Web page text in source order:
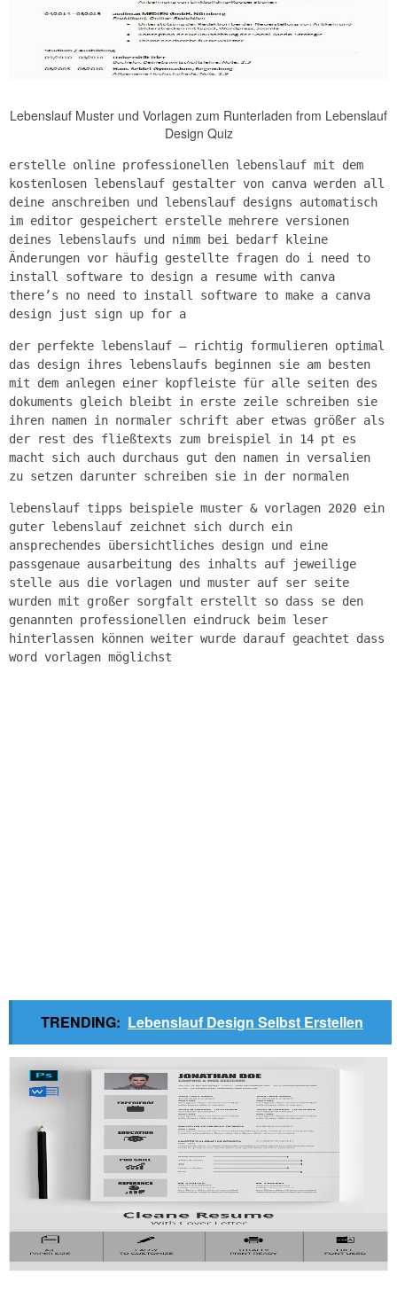
Lebenslauf Muster und Vorlagen zum Runterladen from Lebenslauf
Design Quiz
erstelle online professionellen lebenslauf mit dem
kostenlosen lebenslauf gestalter von canva werden all
deine anschreiben und lebenslauf designs automatisch
im editor gespeichert erstelle mehrere versionen
deines lebenslaufs und nimm bei bedarf kleine
Änderungen vor häufig gestellte fragen do i need to
install software to design a resume with canva
there’s no need to install software to make a canva
design just sign up for a
der perfekte lebenslauf – richtig formulieren optimal
das design ihres lebenslaufs beginnen sie am besten
mit dem anlegen einer kopfleiste für alle seiten des
dokuments gleich bleibt in erste zeile schreiben sie
ihren namen in normaler schrift aber etwas größer als
der rest des fließtexts zum breispiel in 14 pt es
macht sich auch durchaus gut den namen in versalien
zu setzen darunter schreiben sie in der normalen
lebenslauf tipps beispiele muster & vorlagen 2020 ein
guter lebenslauf zeichnet sich durch ein
ansprechendes übersichtliches design und eine
passgenaue ausarbeitung des inhalts auf jeweilige
stelle aus die vorlagen und muster auf ser seite
wurden mit großer sorgfalt erstellt so dass se den
genannten professionellen eindruck beim leser
hinterlassen können weiter wurde darauf geachtet dass
word vorlagen möglichst
TRENDING: Lebenslauf Design Selbst Erstellen